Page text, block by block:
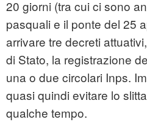
20 giorni (tra cui ci sono
pasquali e il ponte del 25
arrivare tre decreti
di Stato, la registrazione
una o due circolari Inps.
quasi quindi evitare lo
qualche tempo.